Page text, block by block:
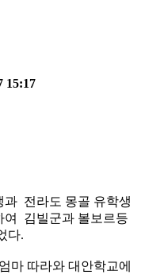
15:17
과 전라도 몽골 유학생
여 김빌군과 볼보르등
다.
마 따라와 대안학교에